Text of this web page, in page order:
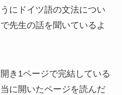
にドイツ語の文法につい
先生の話を聞いているよ
き1ページで完結している
に開いたページを読んだ